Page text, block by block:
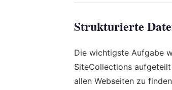
Strukturierte
Die wichtigste Aufgabe
SiteCollections
allen Webseiten zu